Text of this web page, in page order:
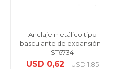
Anclaje metálico tipo
basculante de expansión -
ST6734
USD 0,62 USD 1,85